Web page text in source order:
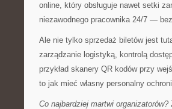
online, który obsługuje nawet setki
niezawodnego pracownika 24/7 —
Ale nie tylko sprzedaż biletów jest
zarządzanie logistyką, kontrolą
przykład skanery QR kodów przy
to jak mieć własny personalny
Co najbardziej martwi organizatorów?